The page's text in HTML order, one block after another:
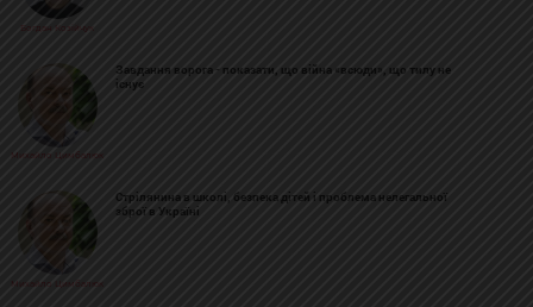
Богдан Козійчук
Михайло Цимбалюк
Завдання ворога - показати, що війна «всюди», що тилу не
існує
Михайло Цимбалюк
Стрілянина в школі, безпека дітей і проблема нелегальної
зброї в Україні